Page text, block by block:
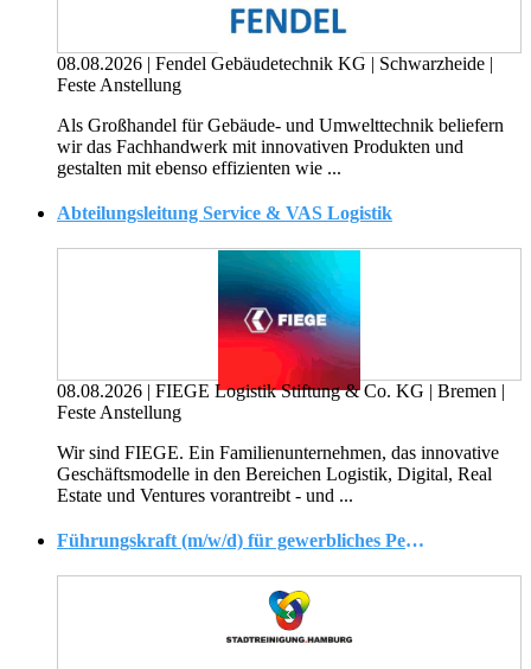
08.08.2026 | Fendel Gebäudetechnik KG | Schwarzheide |
Feste Anstellung
Als Großhandel für Gebäude- und Umwelttechnik beliefern
wir das Fach­handwerk mit innovativen Produkten und
gestalten mit ebenso effizien­ten wie ...
Abteilungsleitung Service & VAS Logistik
08.08.2026 | FIEGE Logistik Stiftung & Co. KG | Bremen |
Feste Anstellung
Wir sind FIEGE. Ein Familienunternehmen, das innovative
Geschäftsmodelle in den Bereichen Logistik, Digital, Real
Estate und Ventures vorantreibt - und ...
Führungskraft (m/w/d) für gewerbliches Personal Abfalllogistik